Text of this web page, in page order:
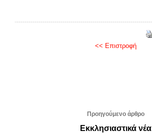
<< Επιστροφή
Προηγούμενο άρθρο
Εκκλησιαστικά νέα